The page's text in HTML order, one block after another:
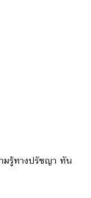
มรู้ทางปรัชญา ทัน